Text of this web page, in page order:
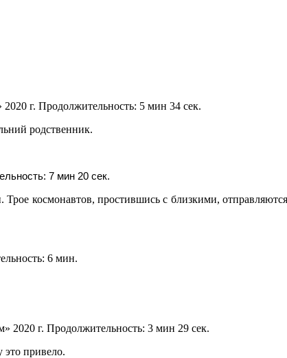
г. Продолжительность: 5 мин 34 сек.
родственник.
7 мин 20 сек.
космонавтов, простившись с близкими,
6 мин.
г. Продолжительность: 3 мин 29 сек.
привело.